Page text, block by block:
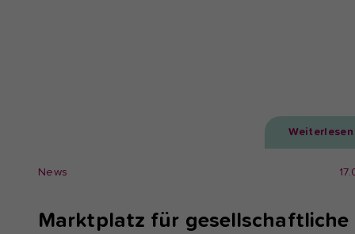
Weiterlesen
News
Marktplatz für gesellschaftliche